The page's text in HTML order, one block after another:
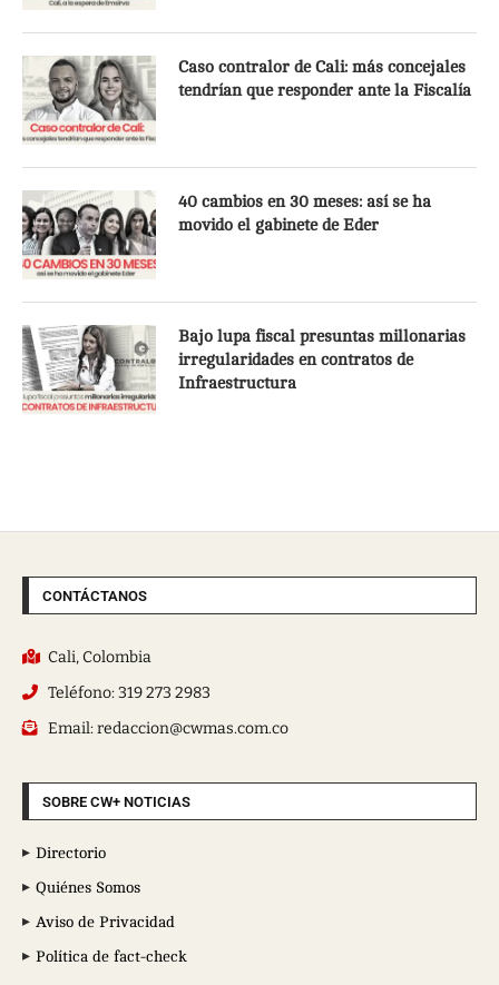
Caso contralor de Cali: más concejales
tendrían que responder ante la Fiscalía
40 cambios en 30 meses: así se ha
movido el gabinete de Eder
Bajo lupa fiscal presuntas millonarias
irregularidades en contratos de
Infraestructura
CONTÁCTANOS
Cali, Colombia
Teléfono: 319 273 2983
Email: redaccion@cwmas.com.co
SOBRE CW+ NOTICIAS
Directorio
Quiénes Somos
Aviso de Privacidad
Política de fact-check